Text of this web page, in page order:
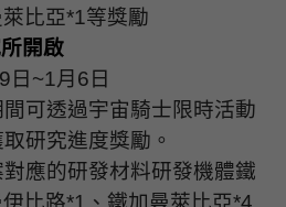
萊比亞*1等獎勵
開啟
日 ~1月 6 日
間可透過宇宙騎士限時活動
研究進度獎勵。
應的研發材料研發機體鐵
伊比路*1 、鐵加曼萊比亞*4